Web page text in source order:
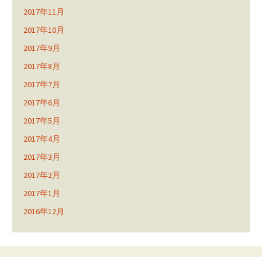
2017年11月
2017年10月
2017年9月
2017年8月
2017年7月
2017年6月
2017年5月
2017年4月
2017年3月
2017年2月
2017年1月
2016年12月